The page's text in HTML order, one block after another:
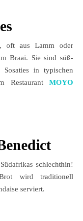
oft aus Lamm oder
Braai. Sie sind süß-
in typischen
Restaurant MOYO
schlechthin!
wird traditionell
serviert.